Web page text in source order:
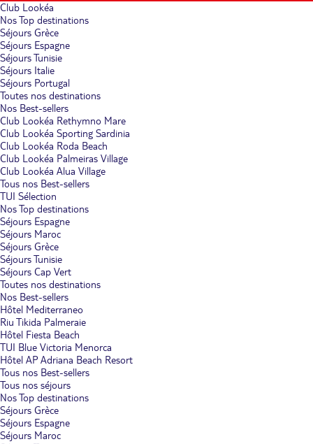
Club Lookéa
Nos Top destinations
Séjours Grèce
Séjours Espagne
Séjours Tunisie
Séjours Italie
Séjours Portugal
Toutes nos destinations
Nos Best-sellers
Club Lookéa Rethymno Mare
Club Lookéa Sporting Sardinia
Club Lookéa Roda Beach
Club Lookéa Palmeiras Village
Club Lookéa Alua Village
Tous nos Best-sellers
TUI Sélection
Nos Top destinations
Séjours Espagne
Séjours Maroc
Séjours Grèce
Séjours Tunisie
Séjours Cap Vert
Toutes nos destinations
Nos Best-sellers
Hôtel Mediterraneo
Riu Tikida Palmeraie
Hôtel Fiesta Beach
TUI Blue Victoria Menorca
Hôtel AP Adriana Beach Resort
Tous nos Best-sellers
Tous nos séjours
Nos Top destinations
Séjours Grèce
Séjours Espagne
Séjours Maroc